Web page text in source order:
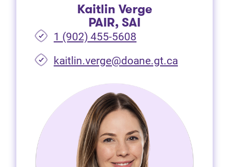
Kaitlin Verge
PAIR, SAI
1 (902) 455-5608
kaitlin.verge@doane.gt.ca